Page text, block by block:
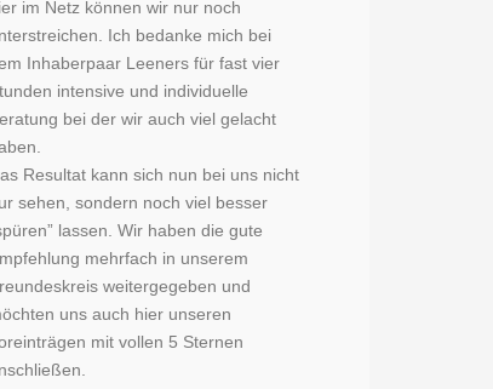
im Netz können wir nur noch
Ich bedanke mich bei
Inhaberpaar Leeners für fast vier
intensive und individuelle
bei der wir auch viel gelacht
Resultat kann sich nun bei uns nicht
sehen, sondern noch viel besser
lassen. Wir haben die gute
mehrfach in unserem
weitergegeben und
uns auch hier unseren
mit vollen 5 Sternen